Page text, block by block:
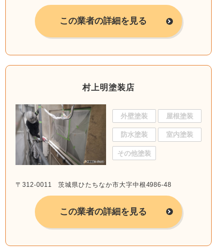
この業者の詳細を見る
村上明塗装店
外壁塗装 屋根塗装
防水塗装 室内塗装
その他塗装
〒312-0011 茨城県ひたちなか市大字中根4986-48
この業者の詳細を見る